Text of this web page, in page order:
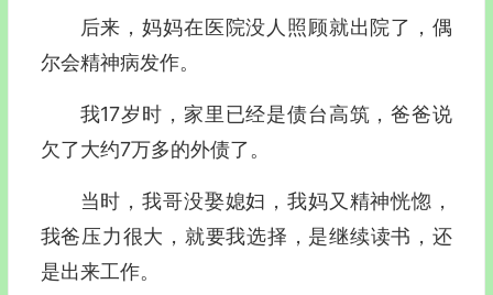
后来，妈妈在医院没人照顾就出院了，偶
尔会精神病发作。
我17岁时，家里已经是债台高筑，爸爸说
欠了大约7万多的外债了。
当时，我哥没娶媳妇，我妈又精神恍惚，
我爸压力很大，就要我选择，是继续读书，还
是出来工作。